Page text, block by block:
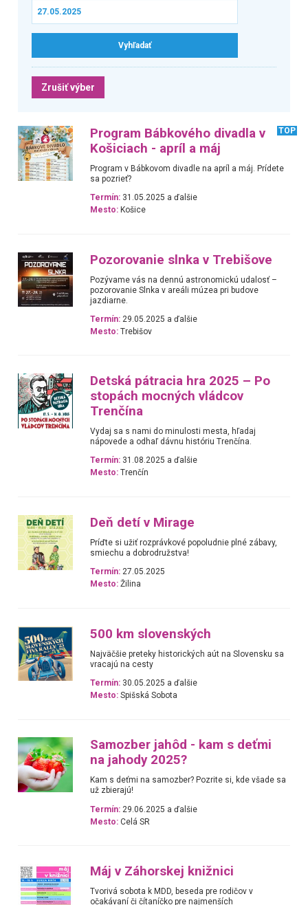
Zrušiť výber
Program Bábkového divadla v
Košiciach - apríl a máj
TOP
Program v Bábkovom divadle na apríl a máj. Prídete
sa pozrieť?
Termín: 31.05.2025 a ďalšie
Mesto: Košice
Pozorovanie slnka v Trebišove
Pozývame vás na dennú astronomickú udalosť –
pozorovanie Slnka v areáli múzea pri budove
jazdiarne.
Termín: 29.05.2025 a ďalšie
Mesto: Trebišov
Detská pátracia hra 2025 – Po
stopách mocných vládcov
Trenčína
Vydaj sa s nami do minulosti mesta, hľadaj
nápovede a odhaľ dávnu históriu Trenčína.
Termín: 31.08.2025 a ďalšie
Mesto: Trenčín
Deň detí v Mirage
Príďte si užiť rozprávkové popoludnie plné zábavy,
smiechu a dobrodružstva!
Termín: 27.05.2025
Mesto: Žilina
500 km slovenských
Najväčšie preteky historických aút na Slovensku sa
vracajú na cesty
Termín: 30.05.2025 a ďalšie
Mesto: Spišská Sobota
Samozber jahôd - kam s deťmi
na jahody 2025?
Kam s deťmi na samozber? Pozrite si, kde všade sa
už zbierajú!
Termín: 29.06.2025 a ďalšie
Mesto: Celá SR
Máj v Záhorskej knižnici
Tvorivá sobota k MDD, beseda pre rodičov v
očakávaní či čítaníčko pre najmenších